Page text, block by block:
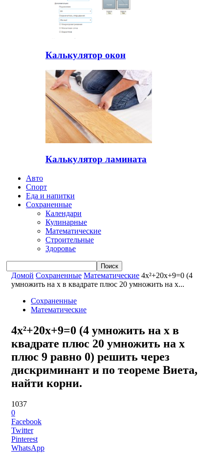
Калькулятор окон
Калькулятор ламината
Авто
Спорт
Еда и напитки
Сохраненные
Календари
Кулинарные
Математические
Строительные
Здоровье
Домой Сохраненные Математические 4x²+20x+9=0 (4
умножить на x в квадрате плюс 20 умножить на x...
Сохраненные
Математические
4x²+20x+9=0 (4 умножить на x в
квадрате плюс 20 умножить на x
плюс 9 равно 0) решить через
дискриминант и по теореме Виета,
найти корни.
1037
0
Facebook
Twitter
Pinterest
WhatsApp